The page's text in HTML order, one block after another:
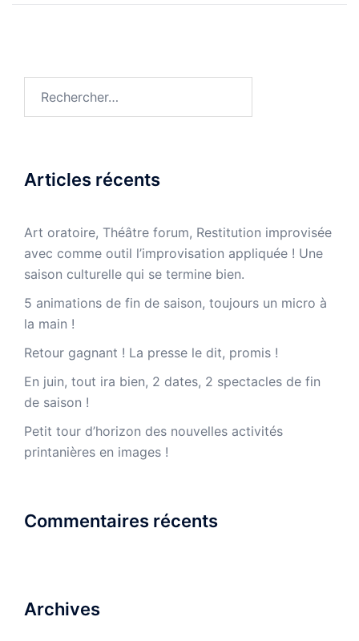
Articles récents
Art oratoire, Théâtre forum, Restitution improvisée
avec comme outil l’improvisation appliquée ! Une
saison culturelle qui se termine bien.
5 animations de fin de saison, toujours un micro à
la main !
Retour gagnant ! La presse le dit, promis !
En juin, tout ira bien, 2 dates, 2 spectacles de fin
de saison !
Petit tour d’horizon des nouvelles activités
printanières en images !
Commentaires récents
Archives